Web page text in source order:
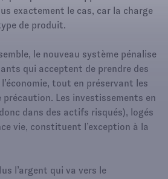
exactement le cas, car la charge
de produit.
le nouveau système pénalise
qui acceptent de prendre des
tout en préservant les
précaution. Les investissements en
dans des actifs risqués), logés
vie, constituent l’exception à la
l’argent qui va vers le